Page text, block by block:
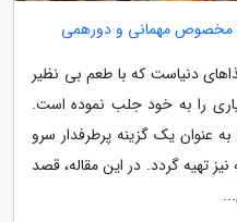
مخصوص مهمانی و دورهمی
دنیاست که با طعم بی نظیر
را به خود جلب نموده است.
عنوان یک گزینه پرطرفدار سرو
تهیه گردد. در این مقاله، قصد